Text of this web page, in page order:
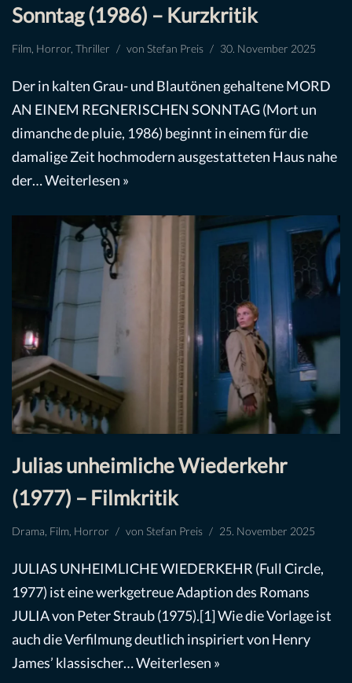
Sonntag (1986) – Kurzkritik
Film Horror Thriller von Stefan Preis 30. November 2025
Der in kalten Grau- und Blautönen gehaltene MORD
AN EINEM REGNERISCHEN SONNTAG (Mort un
dimanche de pluie, 1986) beginnt in einem für die
damalige Zeit hochmodern ausgestatteten Haus nahe
der…Weiterlesen »
Julias unheimliche Wiederkehr
(1977) – Filmkritik
Drama, Film, Horror von Stefan Preis 25. November 2025
JULIAS UNHEIMLICHE WIEDERKEHR (Full Circle,
1977) ist eine werkgetreue Adaption des Romans
JULIA von Peter Straub (1975).[1] Wie die Vorlage ist
auch die Verfilmung deutlich inspiriert von Henry
James’ klassischer…Weiterlesen »